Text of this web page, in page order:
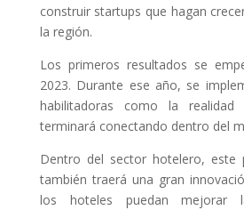
construir startups que hagan
la región.
Los primeros resultados se
2023. Durante ese año, se
habilitadoras como la
terminará conectando dentro del
Dentro del sector hotelero, este
también traerá una gran
los hoteles puedan mejorar